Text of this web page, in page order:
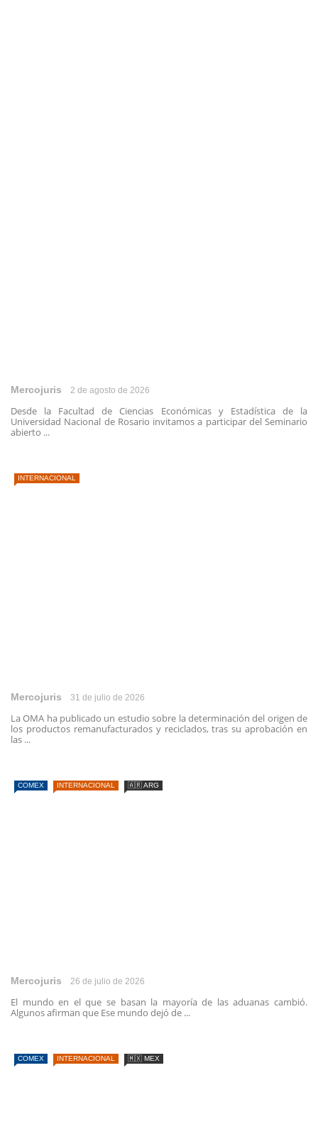
Mercojuris 2 de agosto de 2026
Desde la Facultad de Ciencias Económicas y Estadística de la
Universidad Nacional de Rosario invitamos a participar del Seminario
abierto ...
INTERNACIONAL
Mercojuris 31 de julio de 2026
La OMA ha publicado un estudio sobre la determinación del origen de
los productos remanufacturados y reciclados, tras su aprobación en
las ...
COMEX INTERNACIONAL 🇦🇷 ARG
Mercojuris 26 de julio de 2026
El mundo en el que se basan la mayoría de las aduanas cambió.
Algunos afirman que Ese mundo dejó de ...
COMEX INTERNACIONAL 🇲🇽 MEX